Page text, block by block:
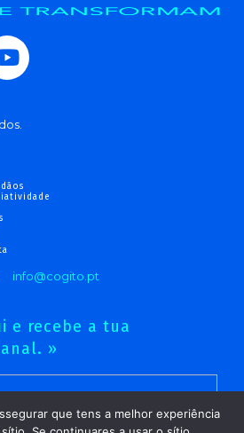
info@cogito.pt
e recebe a tua
»
que tens a melhor experiência